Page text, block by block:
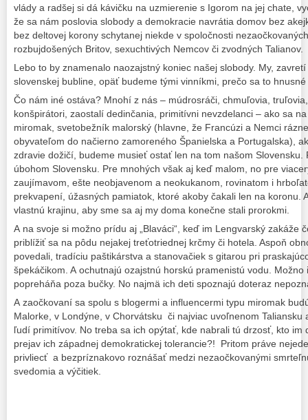
vlády a radšej si dá kávičku na uzmierenie s Igorom na jej chate,
že sa nám poslovia slobody a demokracie navrátia domov bez
bez deltovej korony schytanej niekde v spoločnosti
rozbujdošených Britov, sexuchtivých Nemcov či zvodných Talianov.
Lebo to by znamenalo naozajstný koniec našej slobody. My,
slovenskej bubline, opäť budeme tými vinníkmi, prečo sa to
Čo nám iné ostáva? Mnohí z nás – múdrosráči, chmuľovia,
konšpirátori, zaostalí dedinčania, primitívni nevzdelanci – ako sa
miromak, svetobežník malorský (hlavne, že Francúzi a Nemci
obyvateľom do načierno zamoreného Španielska a Portugalska),
zdravie dožičí, budeme musieť ostať len na tom našom Slovensku.
úbohom Slovensku. Pre mnohých však aj keď malom, no pre
zaujímavom, ešte neobjavenom a neokukanom, rovinatom i
prekvapení, úžasných pamiatok, ktoré akoby čakali len na koronu.
vlastnú krajinu, aby sme sa aj my doma konečne stali prorokmi.
A na svoje si možno prídu aj „Blaváci“, keď im Lengvarský zakáže
priblížiť sa na pôdu nejakej treťotriednej krčmy či hotela. Aspoň
povedali, tradíciu paštikárstva a stanovačiek s gitarou pri
špekáčikom. A ochutnajú ozajstnú horskú pramenistú vodu.
popreháňa poza bučky. No najmä ich deti spoznajú doteraz
A zaočkovaní sa spolu s blogermi a influencermi typu miromak
Malorke, v Londýne, v Chorvátsku či najviac uvoľnenom
ľudí primitívov. No treba sa ich opýtať, kde nabrali tú drzosť, kto im
prejav ich západnej demokratickej tolerancie?! Pritom práve
privliecť a bezpríznakovo roznášať medzi nezaočkovanými
svedomia a výčitiek.